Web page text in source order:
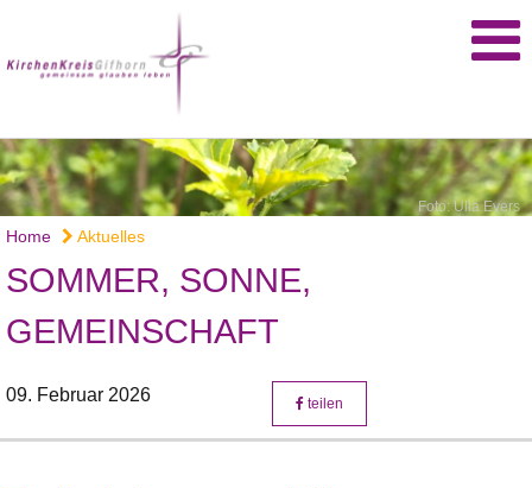
Foto: Ulla Evers
Home Aktuelles
SOMMER, SONNE,
GEMEINSCHAFT
09. Februar 2026 teilen